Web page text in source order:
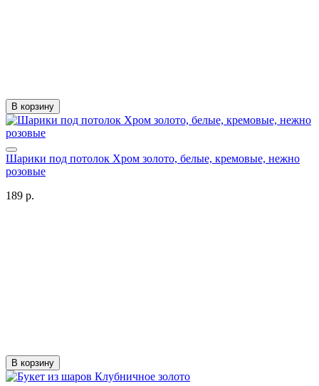
В корзину
Шарики под потолок Хром золото, белые, кремовые, нежно
розовые
189 р.
В корзину